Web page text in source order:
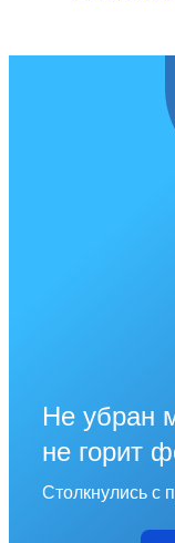
Не убран
не горит
Столкнулись с